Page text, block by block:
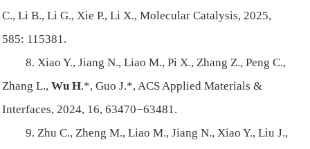
C., Li B., Li G., Xie P., Li X., Molecular Catalysis, 2025,
585: 115381.
8. Xiao Y., Jiang N., Liao M., Pi X., Zhang Z., Peng C.,
Zhang L.,Wu H.*, Guo J.*, ACS Applied Materials &
Interfaces, 2024, 16, 63470−63481.
9. Zhu C., Zheng M., Liao M., Jiang N., Xiao Y., Liu J.,